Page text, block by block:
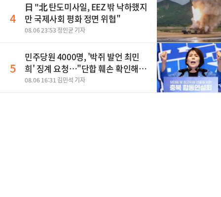
4
日 "北 탄도미사일, EEZ 밖 낙하했지
만 국제사회 평화 정면 위협"
08.06 23:53 정인균 기자
5
민주당원 4000명, '박쥐 발언 최민
희' 징계 요청…"단합 훼손 확인해
야"
08.06 16:31 김민석 기자